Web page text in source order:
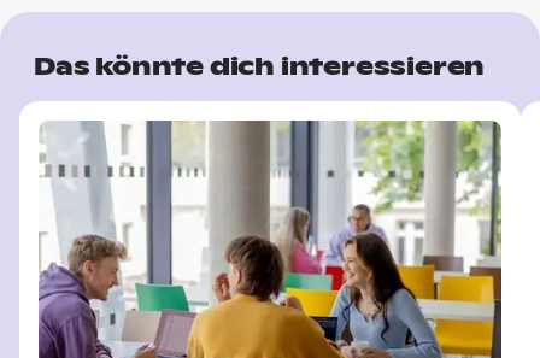
Das könnte dich interessieren